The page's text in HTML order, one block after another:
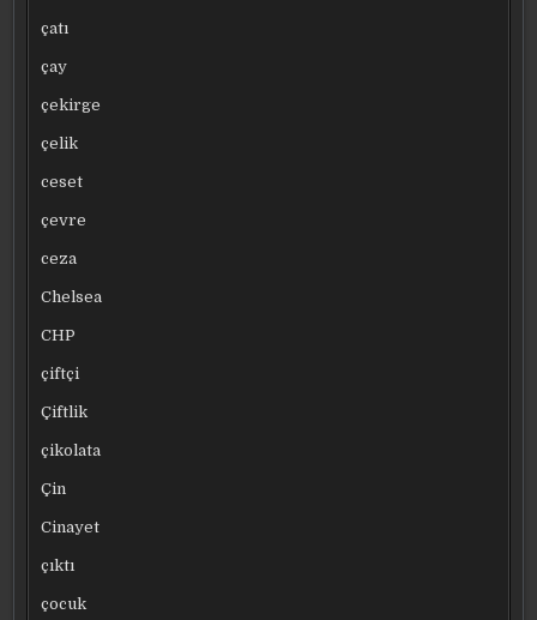
çatı
çay
çekirge
çelik
ceset
çevre
ceza
Chelsea
CHP
çiftçi
Çiftlik
çikolata
Çin
Cinayet
çıktı
çocuk